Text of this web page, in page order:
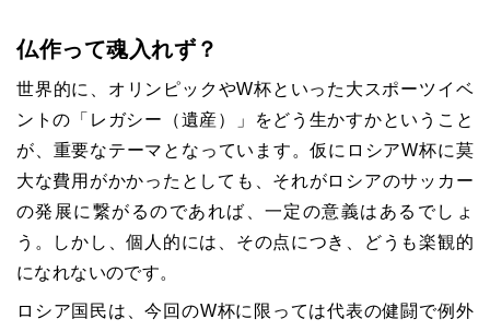
仏作って魂入れず？
世界的に、オリンピックやW杯といった大スポーツイベ
ントの「レガシー（遺産）」をどう生かすかということ
が、重要なテーマとなっています。仮にロシアW杯に莫
大な費用がかかったとしても、それがロシアのサッカー
の発展に繋がるのであれば、一定の意義はあるでしょ
う。しかし、個人的には、その点につき、どうも楽観的
になれないのです。
ロシア国民は、今回のW杯に限っては代表の健闘で例外